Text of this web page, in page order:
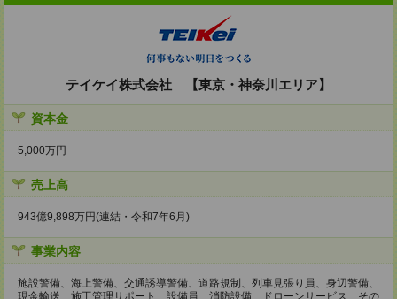
テイケイ株式会社 【東京・神奈川エリア】
資本金
5,000万円
売上高
943億9,898万円(連結・令和7年6月)
事業内容
施設警備、海上警備、交通誘導警備、道路規制、列車見張り員、身辺警備、
現金輸送、施工管理サポート、設備員、消防設備、ドローンサービス、その